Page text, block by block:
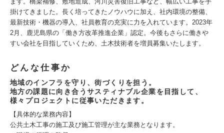
掛けてきました。長く培ってきたノウハウに加え、社内環境の整備、
最新技術・機器の導入、社員教育の充実に力を入れています。2023年
2月、鹿児島県の「働き方改革推進企業」認定。今後もさらに働きや
すい会社を目指していくため、土木技術者を増員募集いたします。
どんな仕事か
地域のインフラを守り、街づくりを担う。
地方の課題に向き合うサスティナブル企業を目指して、
様々プロジェクトに従事いただきます。
【具体的な業務内容】
公共土木工事の施工及び施工管理が主な業務となります。